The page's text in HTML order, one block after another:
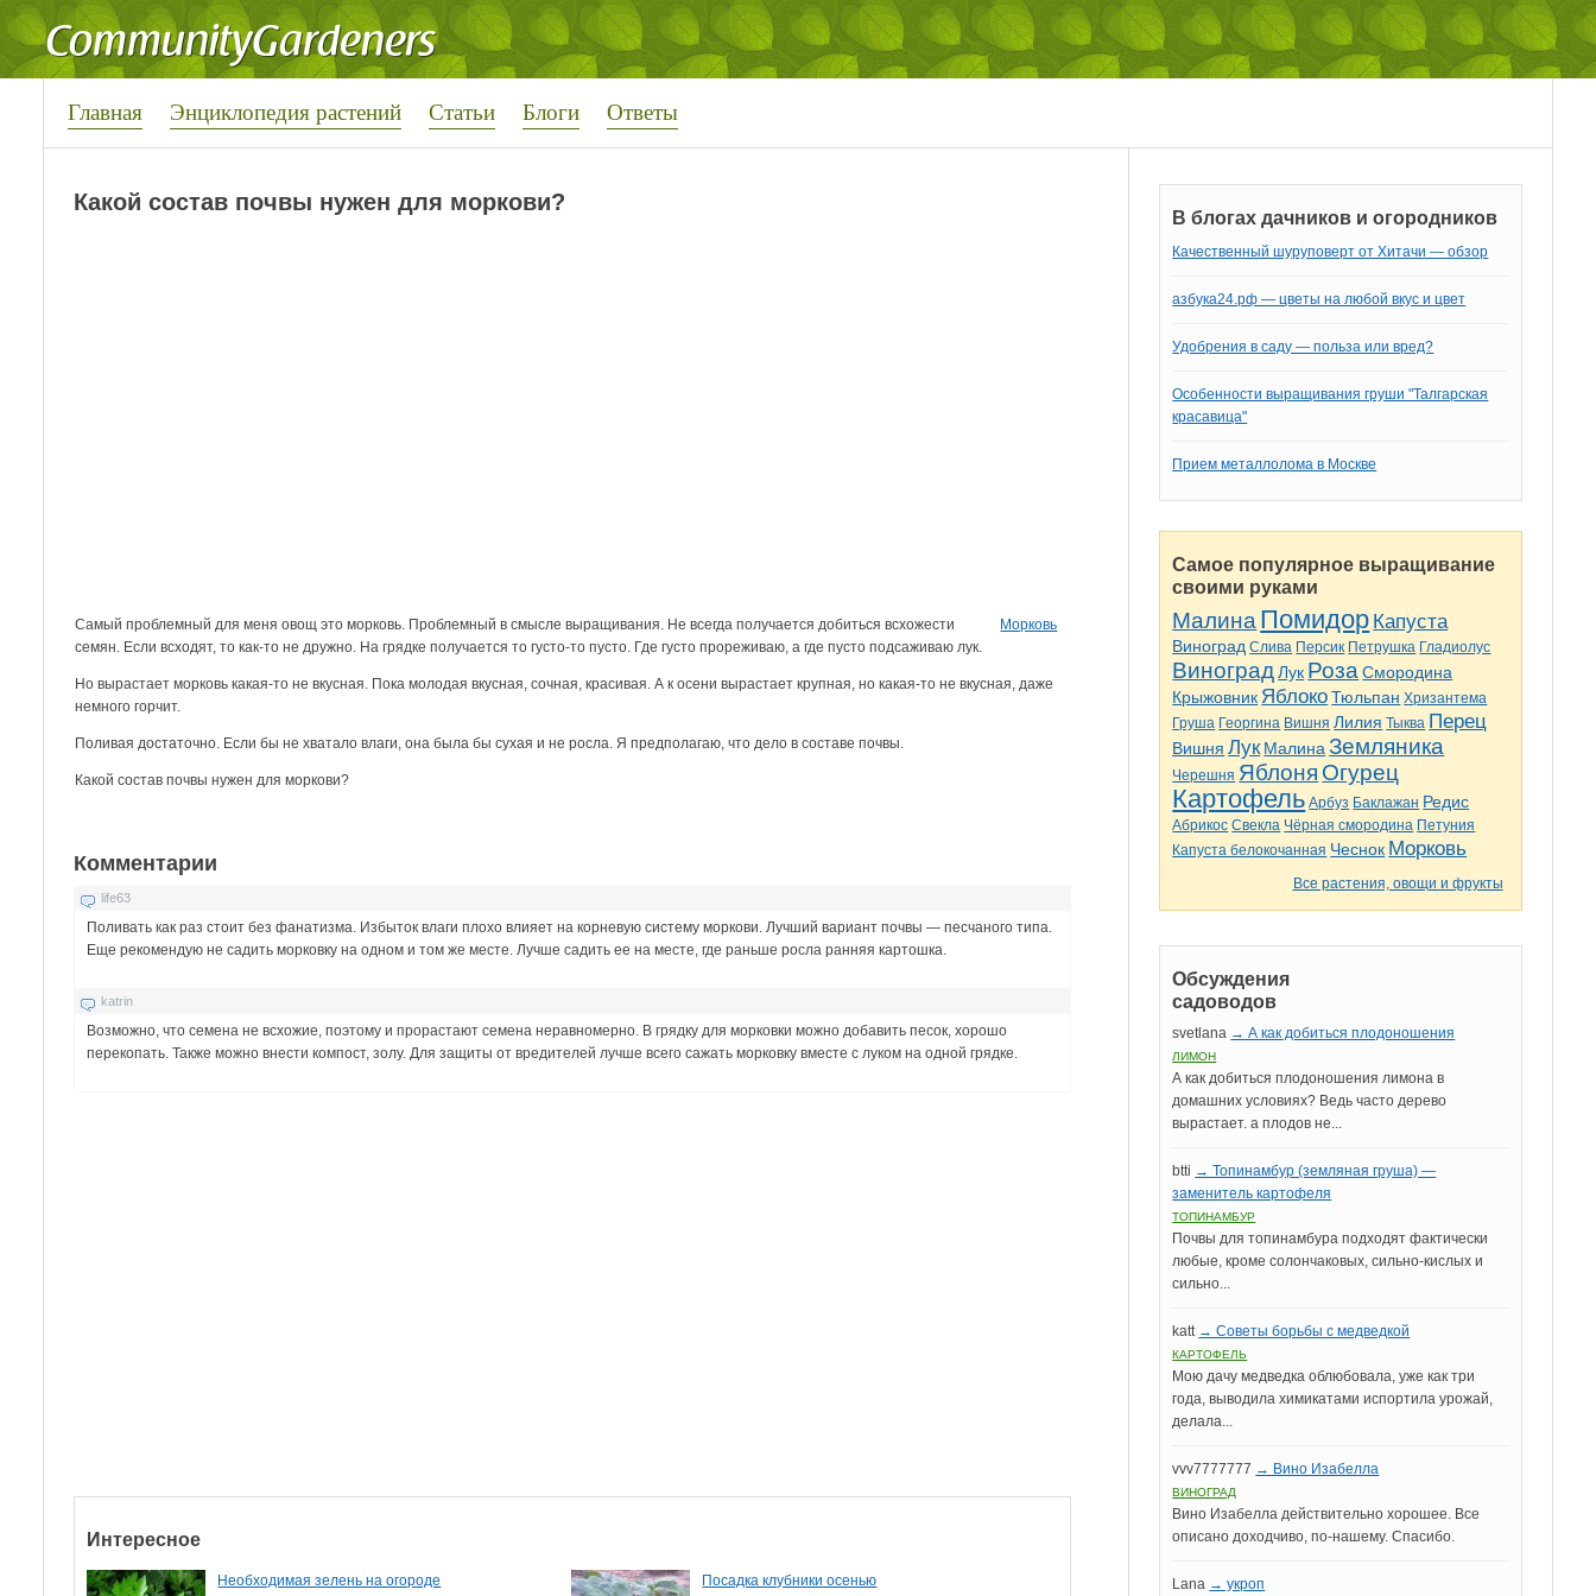
Главная Энциклопедия растений Статьи Блоги Ответы
Какой состав почвы нужен для моркови?
Морковь
Самый проблемный для меня овощ это морковь. Проблемный в смысле выращивания. Не всегда получается добиться всхожести
семян. Если всходят, то как-то не дружно. На грядке получается то густо-то пусто. Где густо прореживаю, а где пусто подсаживаю лук.
Но вырастает морковь какая-то не вкусная. Пока молодая вкусная, сочная, красивая. А к осени вырастает крупная, но какая-то не вкусная, даже
немного горчит.
Поливая достаточно. Если бы не хватало влаги, она была бы сухая и не росла. Я предполагаю, что дело в составе почвы.
Какой состав почвы нужен для моркови?
Комментарии
life63
Поливать как раз стоит без фанатизма. Избыток влаги плохо влияет на корневую систему моркови. Лучший вариант почвы — песчаного типа.
Еще рекомендую не садить морковку на одном и том же месте. Лучше садить ее на месте, где раньше росла ранняя картошка.
katrin
Возможно, что семена не всхожие, поэтому и прорастают семена неравномерно. В грядку для морковки можно добавить песок, хорошо
перекопать. Также можно внести компост, золу. Для защиты от вредителей лучше всего сажать морковку вместе с луком на одной грядке.
Интересное
Необходимая зелень на огороде
Посадка клубники осенью
В блогах дачников и огородников
Качественный шуруповерт от Хитачи — обзор
азбука24.рф — цветы на любой вкус и цвет
Удобрения в саду — польза или вред?
Особенности выращивания груши "Талгарская
красавица"
Прием металлолома в Москве
Самое популярное выращивание
своими руками
Малина Помидор Капуста
Виноград Слива Персик Петрушка Гладиолус
Виноград Лук Роза Смородина
Крыжовник Яблоко Тюльпан Хризантема
Груша Георгина Вишня Лилия Тыква Перец
Вишня Лук Малина Земляника
Черешня Яблоня Огурец
Картофель Арбуз Баклажан Редис
Абрикос Свекла Чёрная смородина Петуния
Капуста белокочанная Чеснок Морковь
Все растения, овощи и фрукты
Обсуждения
садоводов
svetlana → А как добиться плодоношения
ЛИМОН
А как добиться плодоношения лимона в
домашних условиях? Ведь часто дерево
вырастает. а плодов не...
btti → Топинамбур (земляная груша) —
заменитель картофеля
ТОПИНАМБУР
Почвы для топинамбура подходят фактически
любые, кроме солончаковых, сильно-кислых и
сильно...
katt → Советы борьбы с медведкой
КАРТОФЕЛЬ
Мою дачу медведка облюбовала, уже как три
года, выводила химикатами испортила урожай,
делала...
vvv7777777 → Вино Изабелла
ВИНОГРАД
Вино Изабелла действительно хорошее. Все
описано доходчиво, по-нашему. Спасибо.
Lana → укроп